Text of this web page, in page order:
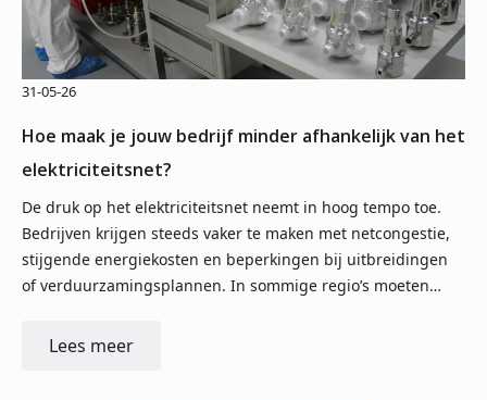
Hoe maak je jouw bedrijf minder afhankelijk van het
elektriciteitsnet?
31-05-26
De druk op het elektriciteitsnet neemt in hoog tempo toe.
Bedrijven krijgen steeds vaker te maken met netcongestie,
stijgende energiekosten en beperkingen bij uitbreidingen
of verduurzamingsplannen. In sommige regio’s moeten…
Lees meer